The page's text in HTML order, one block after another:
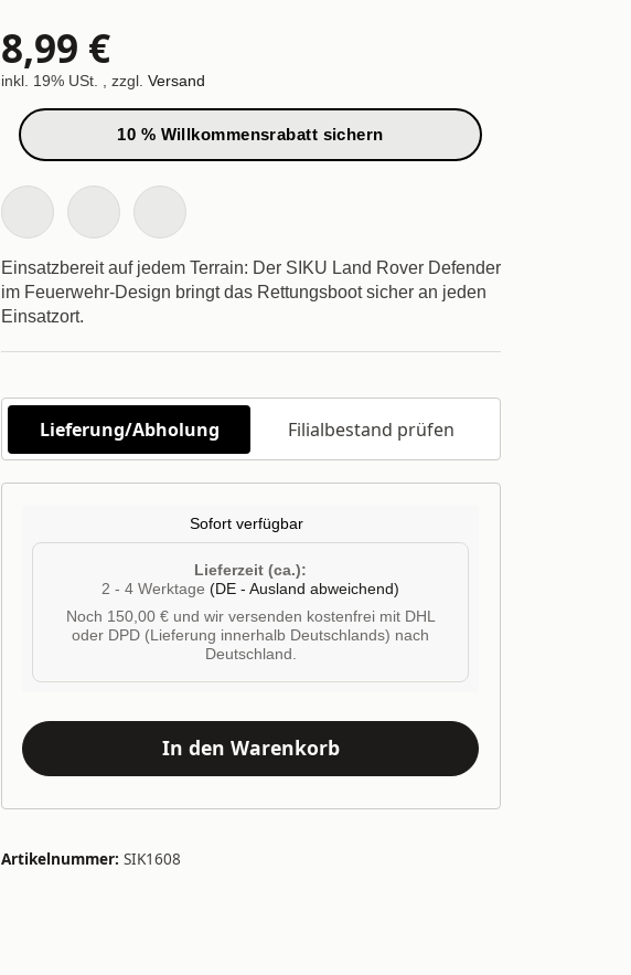
8,99 €
inkl. 19% USt. , zzgl. Versand
10 % Willkommensrabatt sichern
Einsatzbereit auf jedem Terrain: Der SIKU Land Rover Defender
im Feuerwehr-Design bringt das Rettungsboot sicher an jeden
Einsatzort.
Lieferung/Abholung Filialbestand prüfen
Sofort verfügbar
Lieferzeit (ca.):
2 - 4 Werktage (DE - Ausland abweichend)
Noch 150,00 € und wir versenden kostenfrei mit DHL
oder DPD (Lieferung innerhalb Deutschlands) nach
Deutschland.
In den Warenkorb
Artikelnummer: SIK1608